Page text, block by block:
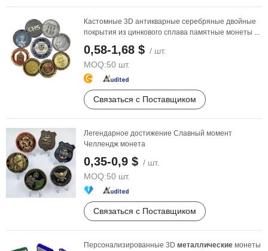
Кастомные 3D антикварные серебряные двойные
покрытия из цинкового сплава памятные монеты ...
0,58-1,68 $ / шт.
MOQ:50 шт.
Связаться с Поставщиком
Легендарное достижение Славный момент
Челлендж монета
0,35-0,9 $ / шт.
MOQ:50 шт.
Связаться с Поставщиком
Персонализированные 3D металлические монеты